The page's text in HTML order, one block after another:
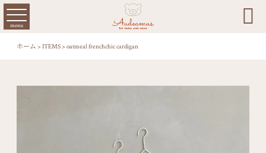
menu 
ホーム > ITEMS> oatmeal frenchchic cardigan